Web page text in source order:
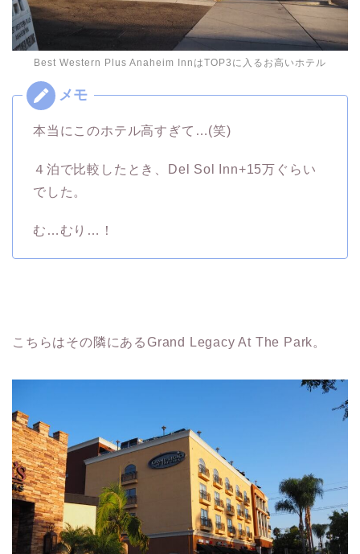
Best Western Plus Anaheim InnはTOP3に入るお高いホテル
本当にこのホテル高すぎて…(笑)
４泊で比較したとき、Del Sol Inn+15万ぐらい
でした。
む…むり…！
こちらはその隣にあるGrand Legacy At The Park。